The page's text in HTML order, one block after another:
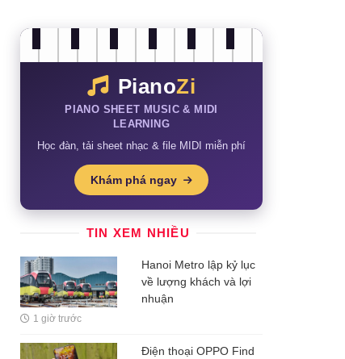
PianoZi
PIANO SHEET MUSIC & MIDI
LEARNING
Học đàn, tải sheet nhạc & file MIDI miễn phí
Khám phá ngay
TIN XEM NHIỀU
Hanoi Metro lập kỷ lục
về lượng khách và lợi
nhuận
1 giờ trước
Điện thoại OPPO Find